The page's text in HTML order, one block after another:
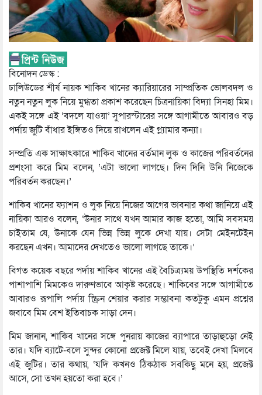
বিনোদন ডেস্ক :
ঢালিউডের শীর্ষ নায়ক শাকিব খানের ক্যারিয়ারের সাম্প্রতিক ভোলবদল ও
নতুন নতুন লুক নিয়ে মুগ্ধতা প্রকাশ করেছেন চিত্রনায়িকা বিদ্যা সিনহা মিম।
একই সঙ্গে এই ‘বদলে যাওয়া’ সুপারস্টারের সঙ্গে আগামীতে আবারও বড়
পর্দায় জুটি বাঁধার ইঙ্গিতও দিয়ে রাখলেন এই গ্ল্যামার কন্যা।
সম্প্রতি এক সাক্ষাৎকারে শাকিব খানের বর্তমান লুক ও কাজের পরিবর্তনের
প্রশংসা করে মিম বলেন, ‘এটা ভালো লাগছে। দিন দিনি উনি নিজেকে
পরিবর্তন করছেন।’
শাকিব খানের ফ্যাশন ও লুক নিয়ে নিজের আগের ভাবনার কথা জানিয়ে এই
নায়িকা আরও বলেন, ‘উনার সাথে যখন আমার কাজ হতো, আমি সবসময়
চাইতাম যে, উনাকে যেন ভিন্ন ভিন্ন লুকে দেখা যায়। সেটা মেইনটেইন
করছেন এখন। আমাদের দেখতেও ভালো লাগছে তাকে।’
বিগত কয়েক বছরে পর্দায় শাকিব খানের এই বৈচিত্র্যময় উপস্থিতি দর্শকের
পাশাপাশি মিমকেও দারুণভাবে আকৃষ্ট করেছে। শাকিবের সঙ্গে আগামীতে
আবারও রূপালি পর্দায় স্ক্রিন শেয়ার করার সম্ভাবনা কতটুকু এমন প্রশ্নের
জবাবে মিম বেশ ইতিবাচক সাড়া দেন।
মিম জানান, শাকিব খানের সঙ্গে পুনরায় কাজের ব্যাপারে তাড়াহুড়ো নেই
তার। যদি ব্যাটে-বলে সুন্দর কোনো প্রজেক্ট মিলে যায়, তবেই দেখা মিলবে
এই জুটির। তার কথায়, ‘যদি কখনও ঠিকঠাক সবকিছু মনে হয়, প্রজেক্ট
আসে, সো তখন হয়তো করা হবে।’